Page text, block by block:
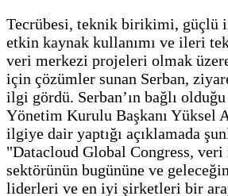
Tecrübesi, teknik birikimi, güçlü
etkin kaynak kullanımı ve ileri
veri merkezi projeleri olmak
için çözümler sunan Serban,
ilgi gördü. Serban’ın bağlı
Yönetim Kurulu Başkanı Yüksel
ilgiye dair yaptığı açıklamada
"Datacloud Global Congress, veri
sektörünün bugününe ve
liderleri ve en iyi şirketleri bir